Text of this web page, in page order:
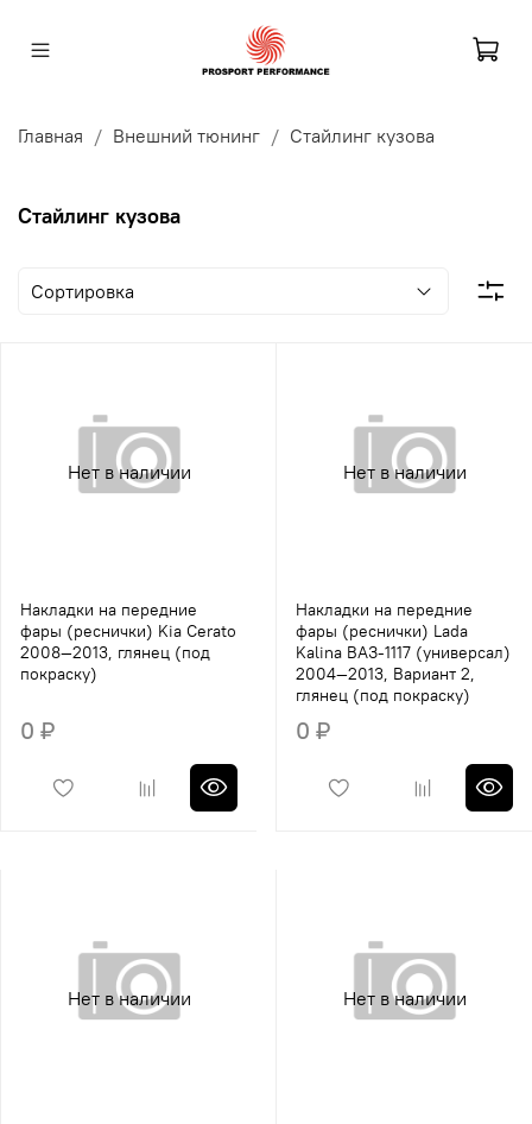
Главная Внешний тюнинг Стайлинг кузова
Стайлинг кузова
Нет в наличии
Накладки на передние
фары (реснички) Kia Cerato
2008—2013, глянец (под
покраску)
0 ₽
Нет в наличии
Накладки на передние
фары (реснички) Lada
Kalina ВАЗ-1117 (универсал)
2004—2013, Вариант 2,
глянец (под покраску)
0 ₽
Нет в наличии Нет в наличии